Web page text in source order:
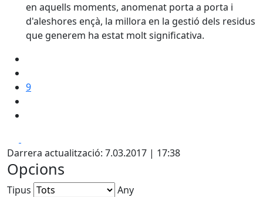
en aquells moments, anomenat porta a porta i
d'aleshores ençà, la millora en la gestió dels residus
que generem ha estat molt significativa.
9
Darrera actualització: 7.03.2017 | 17:38
Opcions
Tipus
Any